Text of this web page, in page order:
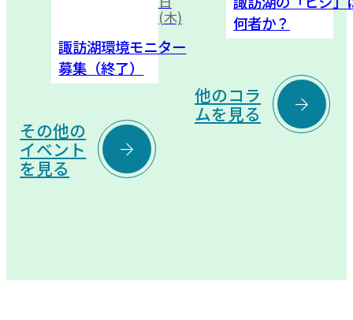
(木)
諏訪湖環境モニター
募集（終了）
その他の
イベント
を見る

何者か？
他のコラ
ムを見る
